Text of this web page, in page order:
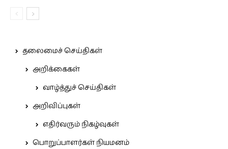
தலைமைச் செய்திகள்
அறிக்கைகள்
வாழ்த்துச் செய்திகள்
அறிவிப்புகள்
எதிர்வரும் நிகழ்வுகள்
பொறுப்பாளர்கள் நியமனம்